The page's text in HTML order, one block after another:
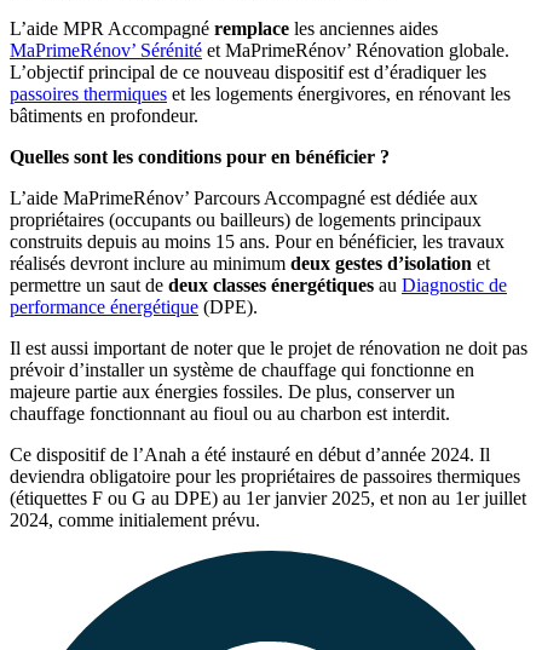
L’aide MPR Accompagné remplace les anciennes aides
MaPrimeRénov’ Sérénité et MaPrimeRénov’ Rénovation globale.
L’objectif principal de ce nouveau dispositif est d’éradiquer les
passoires thermiques et les logements énergivores, en rénovant les
bâtiments en profondeur.
Quelles sont les conditions pour en bénéficier ?
L’aide MaPrimeRénov’ Parcours Accompagné est dédiée aux
propriétaires (occupants ou bailleurs) de logements principaux
construits depuis au moins 15 ans. Pour en bénéficier, les travaux
réalisés devront inclure au minimum deux gestes d’isolation et
permettre un saut de deux classes énergétiques au Diagnostic de
performance énergétique (DPE).
Il est aussi important de noter que le projet de rénovation ne doit pas
prévoir d’installer un système de chauffage qui fonctionne en
majeure partie aux énergies fossiles. De plus, conserver un
chauffage fonctionnant au fioul ou au charbon est interdit.
Ce dispositif de l’Anah a été instauré en début d’année 2024. Il
deviendra obligatoire pour les propriétaires de passoires thermiques
(étiquettes F ou G au DPE) au 1er janvier 2025, et non au 1er juillet
2024, comme initialement prévu.